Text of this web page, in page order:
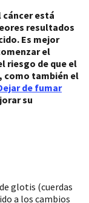
está
resultados
Es mejor
el
riesgo de que el
como también el
de fumar
su
glotis (cuerdas
a los cambios